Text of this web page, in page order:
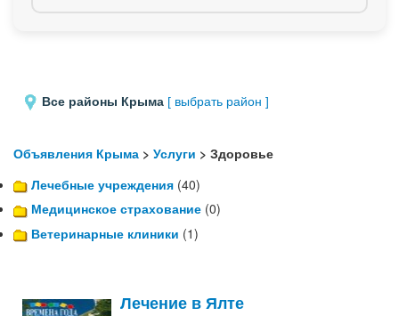
Все районы Крыма [ выбрать район ]
Объявления Крыма > Услуги > Здоровье
Лечебные учреждения (40)
Медицинское страхование (0)
Ветеринарные клиники (1)
Лечение в Ялте